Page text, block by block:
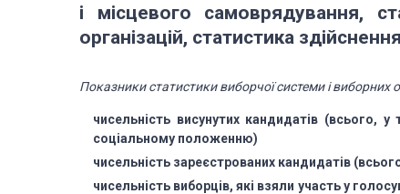
і місцевого самоврядування,
організацій, статистика
Показники статистики виборчої системи і виборних
чисельність висунутих кандидатів (всього, у
соціальному положенню)
чисельність зареєстрованих кандидатів
чисельність виборців, які взяли участь у